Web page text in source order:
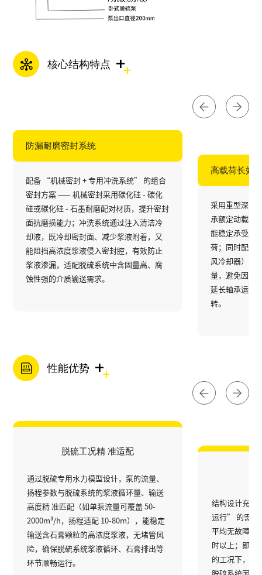
核心结构特点 +
防漏耐磨密封系统​
配备 “机械密封 + 专用冲洗系统” 的组合
密封方案 —— 机械密封采用碳化硅 - 碳化
硅或碳化硅 - 石墨耐磨配对材质，提升密封
面抗磨损能力；冲洗系统通过注入清洁冷
却液，既冷却密封面、减少浆液附着，又
能阻挡高浓度浆液侵入密封腔，有效防止
浆液渗漏，适配脱硫系统中含固量高、腐
蚀性强的介质输送需求。
高载荷长效
采用重型深沟
承额定动载荷
能稳定承受脱
荷；同时配备
风冷却器），
量，避免因高
延长轴承运行
转。
性能优势 +
脱硫工况精 准适配
通过脱硫专用水力模型设计，泵的流量、
扬程参数与脱硫系统的浆液循环量、输送
高度精 准匹配（如单泵流量可覆盖 50-
2000m³/h，扬程适配 10-80m），能稳定
输送含石膏颗粒的高浓度浆液，无堵管风
险，确保脱硫系统浆液循环、石膏排出等
环节顺畅运行。
结构设计充分
运行” 的需求
平均无故障运
时以上；即使
的工况下，仍